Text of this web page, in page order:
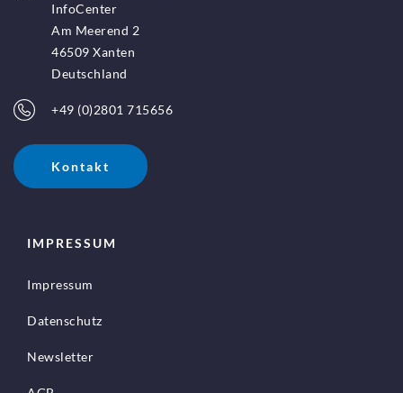
InfoCenter
Am Meerend 2
46509 Xanten
Deutschland
+49 (0)2801 715656
Kontakt
IMPRESSUM
Impressum
Datenschutz
Newsletter